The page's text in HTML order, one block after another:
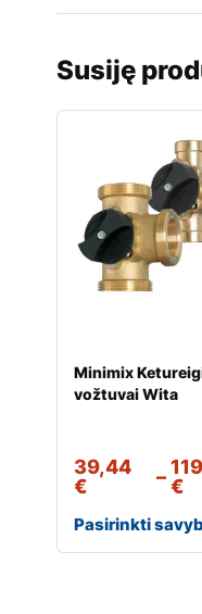
Susiję
Minimix
vožtuvai Wita
39,44
€
– €
Pasirinkti